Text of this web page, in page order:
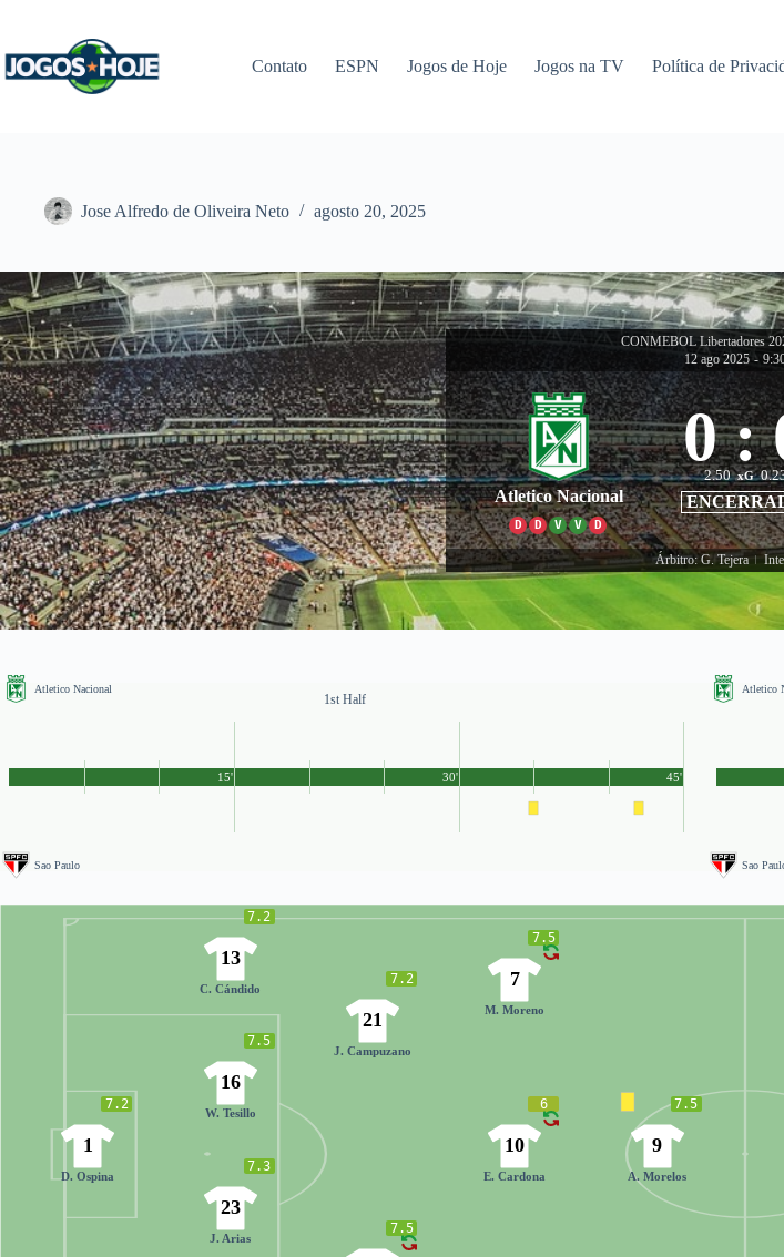
conteúdo
Contato ESPN Jogos de Hoje Jogos na TV Política de
Jose Alfredo de Oliveira Neto agosto 20, 2025
CONMEBOL Libertadores
12 ago 2025 -
Atletico Nacional
D D V V D
0 :
2.50 xG
Árbitro: G. Tejera
Atletico Nacional
1st Half
Sao Paulo
45'
15' 30'
Atletico
Sao
7.2
1
D. Ospina
7.2
13
C. Cándido
7.5
16
W. Tesillo
7.3
23
J. Arias
7.2
21
J. Campuzano
7.5
7.5
7
M. Moreno
6
10
E. Cardona
7.5
9
A. Morelos